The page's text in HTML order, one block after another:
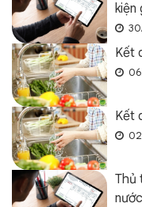
kiện
Kết
Kết
Thủ
nước